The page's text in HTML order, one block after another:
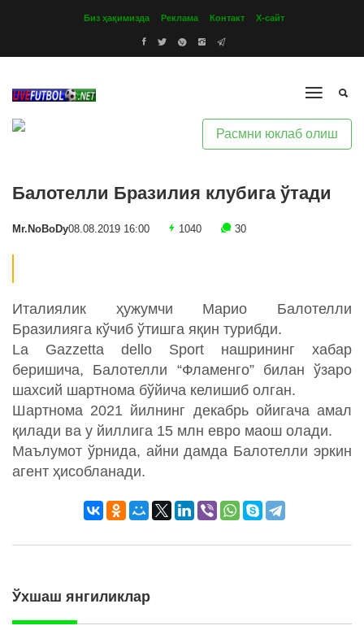
Биз ҳақимизда Реклама Контакт Х-сайт
Расмни юклаб олиш
Балотелли Бразилия клубига ўтади
Mr.NoBoDy08.08.2019 16:00 1040 30
Италиялик ҳужумчи Марио Балотелли
Бразилияга кўчиб ўтишга яқин турибди.
La Gazzetta dello Sport нашрининг хабар
беришича, Балотелли “Фламенго” билан ўзаро
шахсий шартнома бўйича келишиб олган.
Шартнома 2021 йилнинг декабрь ойигача амал
қилади ва у йиллига 15 млн евро маош олади.
Маълумот ўрнида, айни дамда Балотелли эркин
агент ҳисобланади.
Ўхшаш янгиликлар